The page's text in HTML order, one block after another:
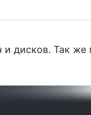
дисков. Так же